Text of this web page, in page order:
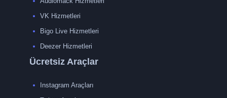
VK Hizmetleri
Bigo Live Hizmetleri
Deezer Hizmetleri
Ücretsiz Araçlar
Instagram Araçları